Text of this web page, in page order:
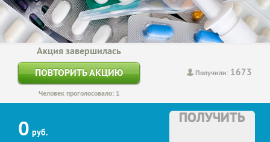
Получили: 1673
Акция завершилась
ПОВТОРИТЬ АКЦИЮ
Человек проголосовало: 1
0 руб.
ПОЛУЧИТЬ